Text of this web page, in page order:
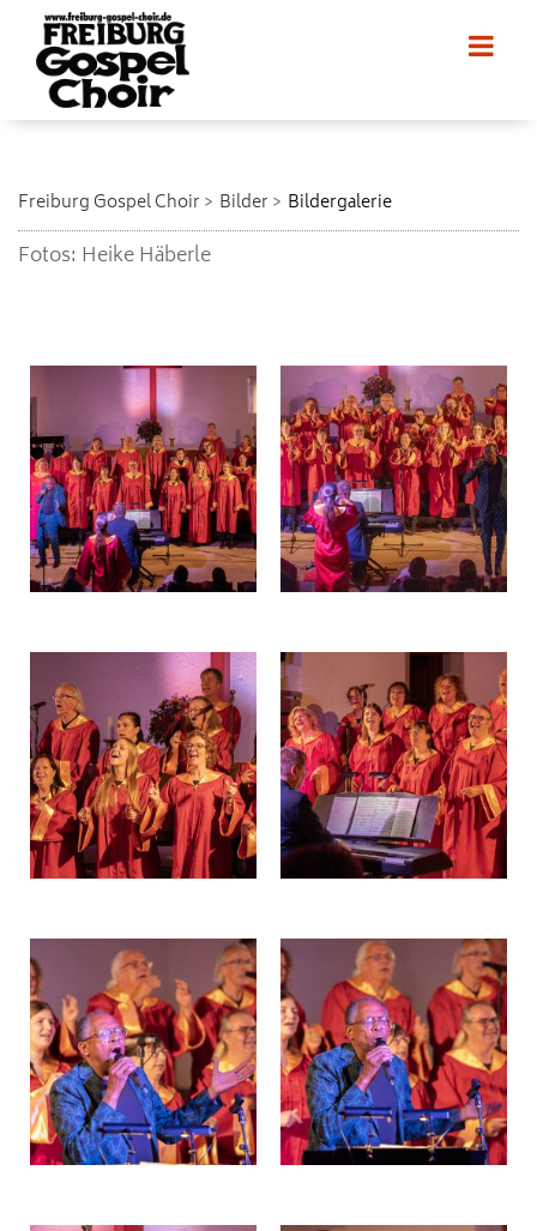
Freiburg Gospel Choir Bilder Bildergalerie
Fotos: Heike Häberle